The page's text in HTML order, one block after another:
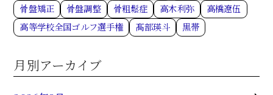
骨盤矯正
骨盤調整 骨粗鬆症 高木利弥
高橋遼伍
高等学校全国ゴルフ選手権
髙部瑛斗 黒帯
月別アーカイブ